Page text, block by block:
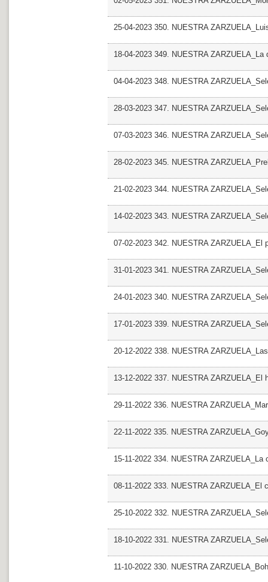
25-04-2023 350. NUESTRA
18-04-2023 349. NUESTRA ZARZUELA_La
04-04-2023 348. NUESTRA
28-03-2023 347. NUESTRA
07-03-2023 346. NUESTRA
28-02-2023 345. NUESTRA
21-02-2023 344. NUESTRA
14-02-2023 343. NUESTRA
07-02-2023 342. NUESTRA ZARZUELA_El
31-01-2023 341. NUESTRA
24-01-2023 340. NUESTRA
17-01-2023 339. NUESTRA
20-12-2022 338. NUESTRA
13-12-2022 337. NUESTRA ZARZUELA_El
29-11-2022 336. NUESTRA
22-11-2022 335. NUESTRA
15-11-2022 334. NUESTRA
08-11-2022 333. NUESTRA ZARZUELA_El
25-10-2022 332. NUESTRA
18-10-2022 331. NUESTRA
11-10-2022 330. NUESTRA